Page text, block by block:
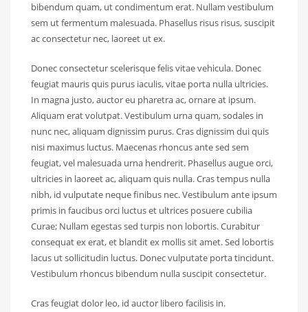
bibendum quam, ut condimentum erat. Nullam vestibulum
sem ut fermentum malesuada. Phasellus risus risus, suscipit
ac consectetur nec, laoreet ut ex.
Donec consectetur scelerisque felis vitae vehicula. Donec
feugiat mauris quis purus iaculis, vitae porta nulla ultricies.
In magna justo, auctor eu pharetra ac, ornare at ipsum.
Aliquam erat volutpat. Vestibulum urna quam, sodales in
nunc nec, aliquam dignissim purus. Cras dignissim dui quis
nisi maximus luctus. Maecenas rhoncus ante sed sem
feugiat, vel malesuada urna hendrerit. Phasellus augue orci,
ultricies in laoreet ac, aliquam quis nulla. Cras tempus nulla
nibh, id vulputate neque finibus nec. Vestibulum ante ipsum
primis in faucibus orci luctus et ultrices posuere cubilia
Curae; Nullam egestas sed turpis non lobortis. Curabitur
consequat ex erat, et blandit ex mollis sit amet. Sed lobortis
lacus ut sollicitudin luctus. Donec vulputate porta tincidunt.
Vestibulum rhoncus bibendum nulla suscipit consectetur.
Cras feugiat dolor leo, id auctor libero facilisis in.